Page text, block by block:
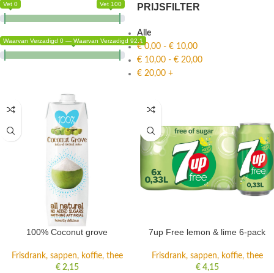
Vet 0 Vet 100
Waarvan Verzadigd 0 — Waarvan Verzadigd 92.1
PRIJSFILTER
Alle
€0,00 - € 10,00
€ 10,00 - € 20,00
€ 20,00 +
100% Coconut grove
Frisdrank, sappen, koffie, thee
€2,15
7up Free lemon & lime 6-pack
Frisdrank, sappen, koffie, thee
€4,15